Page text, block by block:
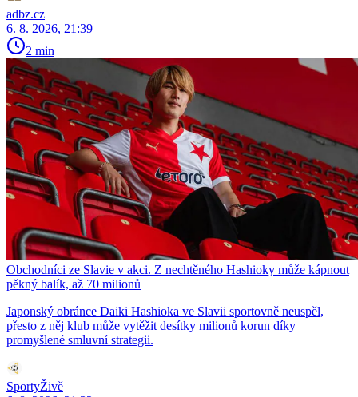
adbz.cz
6. 8. 2026, 21:39
2 min
Obchodníci ze Slavie v akci. Z nechtěného Hashioky může kápnout
pěkný balík, až 70 milionů
Japonský obránce Daiki Hashioka ve Slavii sportovně neuspěl,
přesto z něj klub může vytěžit desítky milionů korun díky
promyšlené smluvní strategii.
SportyŽivě